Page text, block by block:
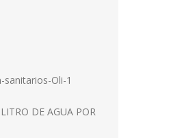
DE AGUA POR